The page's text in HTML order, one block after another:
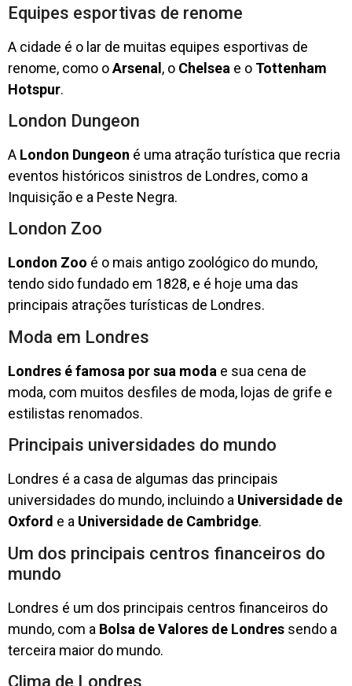
Equipes esportivas de renome
A cidade é o lar de muitas equipes esportivas de
renome, como oArsenal, o Chelsea e o Tottenham
Hotspur.
London Dungeon
A London Dungeon é uma atração turística que recria
eventos históricos sinistros de Londres, como a
Inquisição e a Peste Negra.
London Zoo
London Zoo é o mais antigo zoológico do mundo,
tendo sido fundado em 1828, e é hoje uma das
principais atrações turísticas de Londres.
Moda em Londres
Londres é famosa por sua moda e sua cena de
moda, com muitos desfiles de moda, lojas de grife e
estilistas renomados.
Principais universidades do mundo
Londres é a casa de algumas das principais
universidades do mundo, incluindo a Universidade de
Oxford e a Universidade de Cambridge.
Um dos principais centros financeiros do
mundo
Londres é um dos principais centros financeiros do
mundo, com a Bolsa de Valores de Londres sendo a
terceira maior do mundo.
Clima de Londres